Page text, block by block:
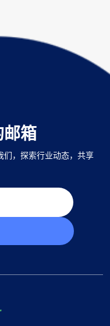
箱
们，探索行业动态，共享